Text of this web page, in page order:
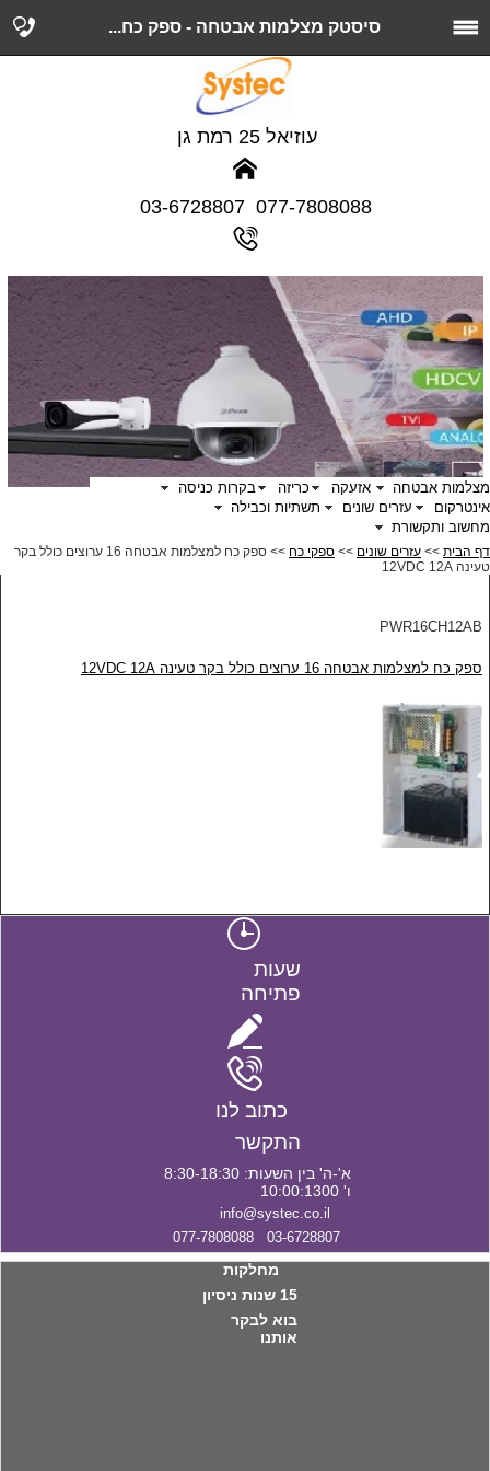
סיסטק מצלמות אבטחה - ספק כח...
077-7808088 03-6728807
מצלמות אבטחה אזעקה כריזה
בקרות כניסה
אינטרקום
עזרים שונים
תשתיות וכבילה
מחשוב ותקשורת
עוזיאל 25 רמת גן
דף הבית >> עזרים שונים >> ספקי כח
>> ספק כח למצלמות אבטחה 16 ערוצים כולל בקר
טעינה 12VDC 12A
PWR16CH12AB
ספק כח למצלמות אבטחה 16 ערוצים כולל בקר טעינה 12VDC 12A
15 שנות ניסיון
בוא לבקר
אותנו
מחלקות
שעות
פתיחה
כתוב לנו
התקשר
א'-ה' בין השעות: 8:30-18:30
ו' 10:00:1300
03-6728807 077-7808088
info@systec.co.il